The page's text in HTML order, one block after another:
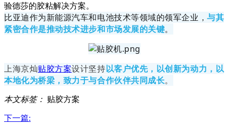
验德莎的胶粘解决方案。
比亚迪作为新能源汽车和电池技术等领域的领军企业，与其
紧密合作是推动技术进步和市场发展的关键。
上海京灿贴胶方案设计坚持以客户优先，以创新为动力，以
本地化为桥梁，致力于与合作伙伴共同成长。
本文标签： 贴胶方案
下一篇: